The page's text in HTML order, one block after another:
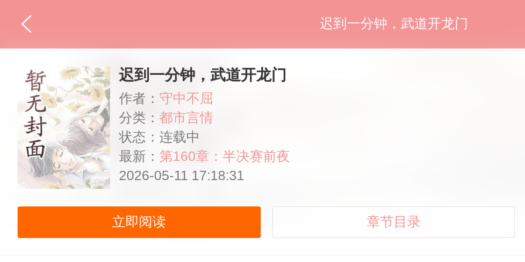
迟到一分钟，武道开龙门
迟到一分钟，武道开龙门
作者： 守中不屈
分类： 都市言情
状态：连载中
最新： 第160章：半决赛前夜
2026-05-11 17:18:31
立即阅读 章节目录